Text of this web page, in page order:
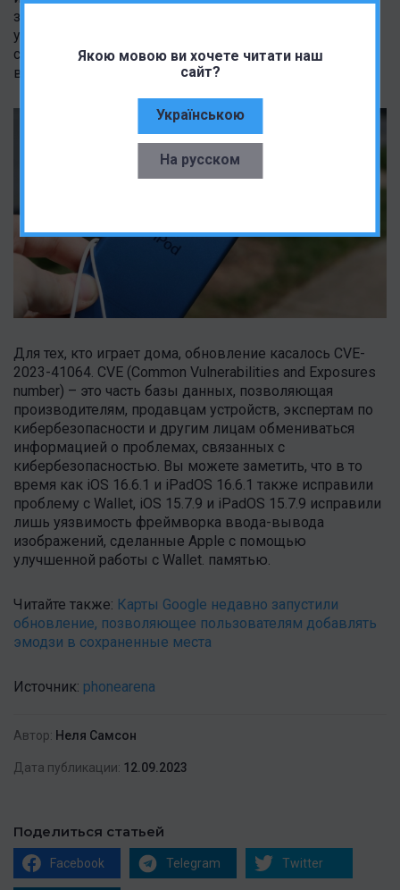
Якою мовою ви хочете читати наш
сайт?
Українською
На русском
запустить любое приложение или код на целевом
устройстве. Apple заявила, что ей известно о
сообщении о том, что этой уязвимостью уже
воспользовались злоумышленники.
Для тех, кто играет дома, обновление касалось CVE-
2023-41064. CVE (Common Vulnerabilities and Exposures
number) – это часть базы данных, позволяющая
производителям, продавцам устройств, экспертам по
кибербезопасности и другим лицам обмениваться
информацией о проблемах, связанных с
кибербезопасностью. Вы можете заметить, что в то
время как iOS 16.6.1 и iPadOS 16.6.1 также исправили
проблему с Wallet, iOS 15.7.9 и iPadOS 15.7.9 исправили
лишь уязвимость фреймворка ввода-вывода
изображений, сделанные Apple с помощью
улучшенной работы с Wallet. памятью.
Читайте также: Карты Google недавно запустили
обновление, позволяющее пользователям добавлять
эмодзи в сохраненные места
Источник: phonearena
Автор: Неля Самсон
Дата публикации: 12.09.2023
Поделиться статьей
Facebook Telegram Twitter